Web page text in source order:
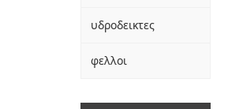
υδροδεικτες
φελλοι